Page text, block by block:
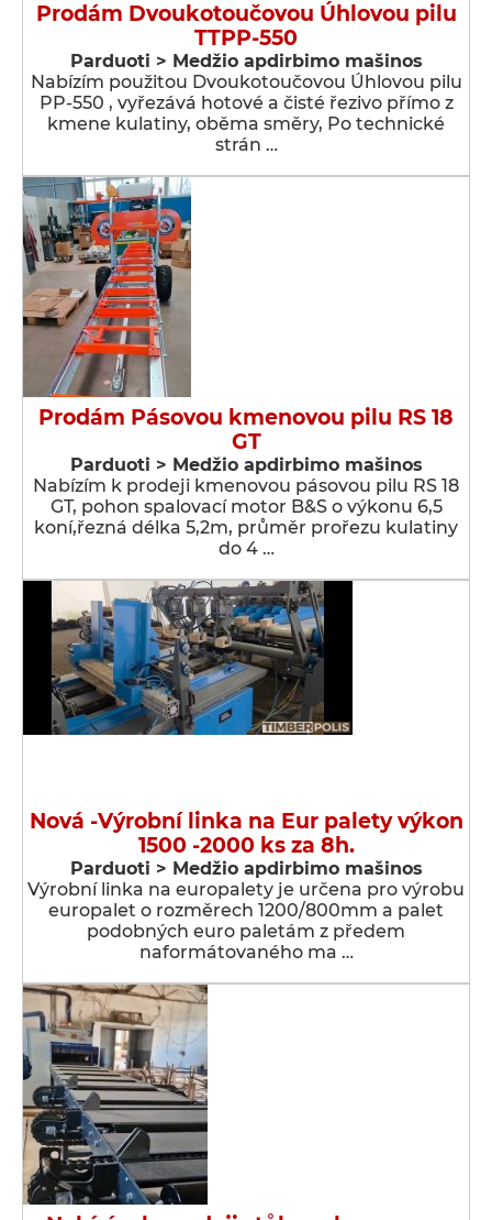
Prodám Dvoukotoučovou Úhlovou pilu
TTPP-550
Parduoti > Medžio apdirbimo mašinos
Nabízím použitou Dvoukotoučovou Úhlovou pilu
PP-550 , vyřezává hotové a čisté řezivo přímo z
kmene kulatiny, oběma směry, Po technické
strán …
Prodám Pásovou kmenovou pilu RS 18
GT
Parduoti > Medžio apdirbimo mašinos
Nabízím k prodeji kmenovou pásovou pilu RS 18
GT, pohon spalovací motor B&S o výkonu 6,5
koní,řezná délka 5,2m, průměr prořezu kulatiny
do 4 …
Nová -Výrobní linka na Eur palety výkon
1500 -2000 ks za 8h.
Parduoti > Medžio apdirbimo mašinos
Výrobní linka na europalety je určena pro výrobu
europalet o rozměrech 1200/800mm a palet
podobných euro paletám z předem
naformátovaného ma …